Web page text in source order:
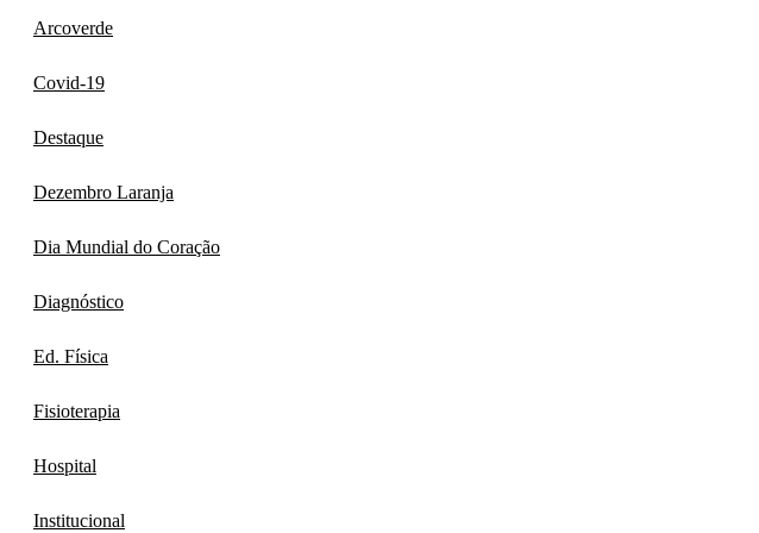
Arcoverde
Covid-19
Destaque
Dezembro Laranja
Dia Mundial do Coração
Diagnóstico
Ed. Física
Fisioterapia
Hospital
Institucional